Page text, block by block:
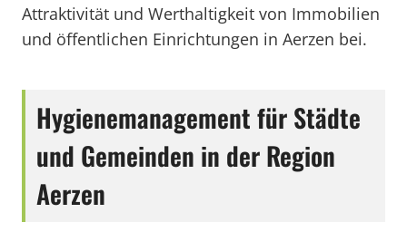
Attraktivität und Werthaltigkeit von Immobilien
und öffentlichen Einrichtungen in Aerzen bei.
Hygienemanagement für Städte
und Gemeinden in der Region
Aerzen